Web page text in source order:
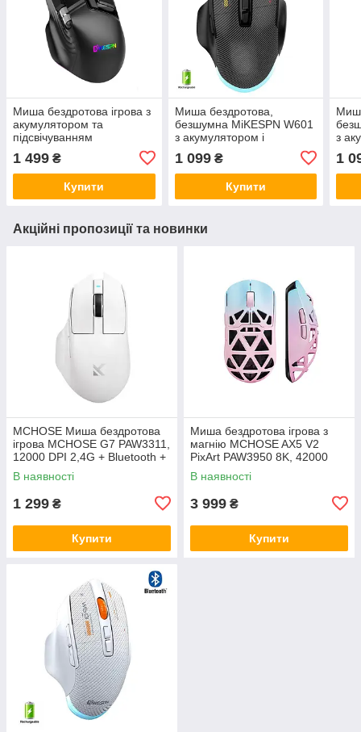
Миша бездротова ігрова з
акумулятором та
підсвічуванням
Bluetooth/Wireless iMICE
W13 E-Sports Black
1 499 ₴
Купити
Миша бездротова,
безшумна MiKESPN W601
з акумулятором і
підсвіткою 2,4G+Bluetooth
Black
1 099₴
Купити
з
1
Акційні пропозиції та новинки
MCHOSE Миша бездротова
ігрова MCHOSE G7 PAW3311,
12000 DPI 2,4G + Bluetooth +
Wired White
В наявності
1 299 ₴
Купити
Миша бездротова ігрова з
магнію MCHOSE AX5 V2
PixArt PAW3950 8K, 42000
DPI 2,4G+Bluetooth+Wired
В наявності
3 999 ₴
Купити